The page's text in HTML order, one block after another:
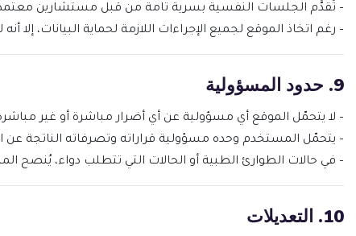
– تُقدَّم الجلسات النفسية بسرية تامة من قبل مستشارين
– رغم اتخاذ الموقع لجميع الإجراءات اللازمة لحماية البيانات، إلا أنه لا يمكن
9. حدود المسؤولية
– لا يتحمّل الموقع أي مسؤولية عن أي أضرار مباشرة أو غير
– يتحمّل المستخدم وحده مسؤولية قراراته وتصرفاته الناتجة عن
– في حالات الطوارئ الطبية أو الحالات التي تتطلب دواء،
10. التعديلات